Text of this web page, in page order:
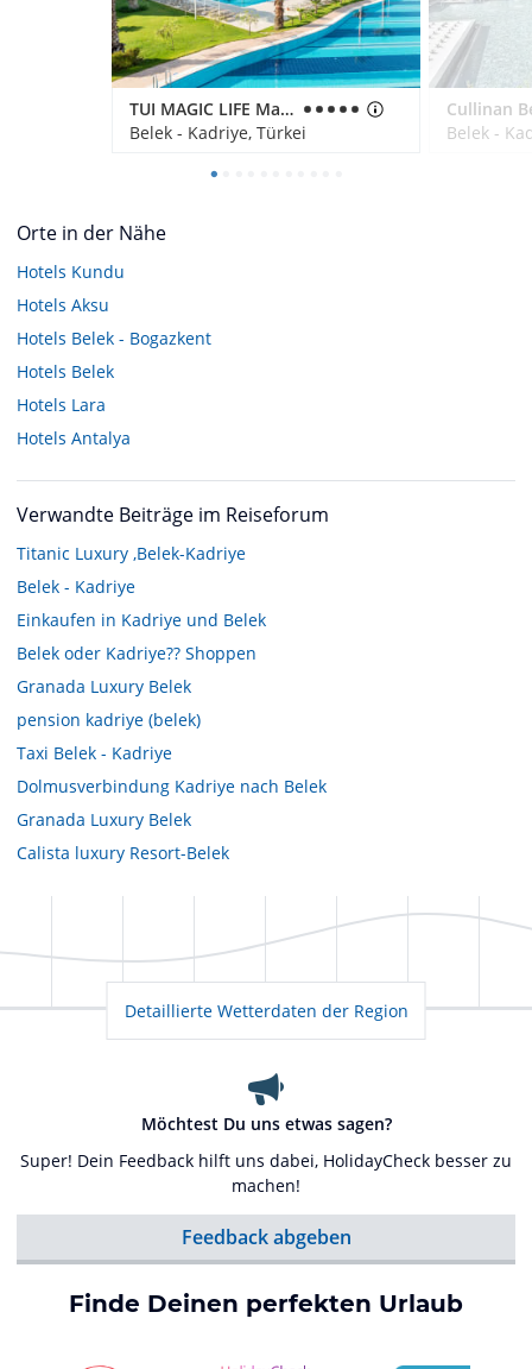
TUI MAGIC LIFE Masmavi
Belek - Kadriye, Türkei
Cullinan
Belek -
Orte in der Nähe
Hotels Kundu
Hotels Aksu
Hotels Belek - Bogazkent
Hotels Belek
Hotels Lara
Hotels Antalya
Verwandte Beiträge im Reiseforum
Titanic Luxury ,Belek-Kadriye
Belek - Kadriye
Einkaufen in Kadriye und Belek
Belek oder Kadriye?? Shoppen
Granada Luxury Belek
pension kadriye (belek)
Taxi Belek - Kadriye
Dolmusverbindung Kadriye nach Belek
Granada Luxury Belek
Calista luxury Resort-Belek
Detaillierte Wetterdaten der Region
Möchtest Du uns etwas sagen?
Super! Dein Feedback hilft uns dabei, HolidayCheck besser zu
machen!
Feedback abgeben
Finde Deinen perfekten Urlaub